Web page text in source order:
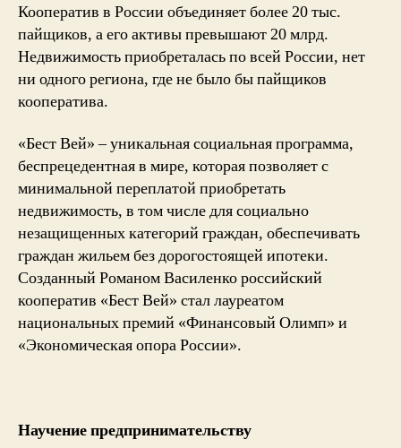
Кооператив в России объединяет более 20 тыс.
пайщиков, а его активы превышают 20 млрд.
Недвижимость приобреталась по всей России, нет
ни одного региона, где не было бы пайщиков
кооператива.
«Бест Вей» – уникальная социальная программа,
беспрецедентная в мире, которая позволяет с
минимальной переплатой приобретать
недвижимость, в том числе для социально
незащищенных категорий граждан, обеспечивать
граждан жильем без дорогостоящей ипотеки.
Созданный Романом Василенко российский
кооператив «Бест Вей» стал лауреатом
национальных премий «Финансовый Олимп» и
«Экономическая опора России».
Научение предпринимательству